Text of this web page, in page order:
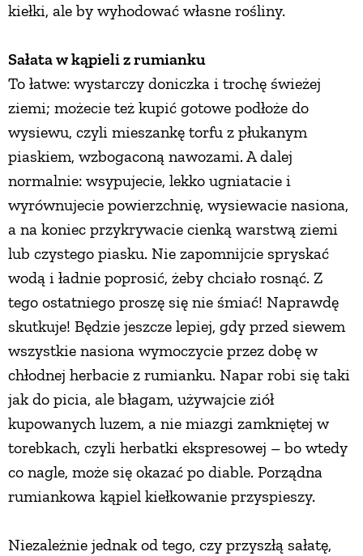
kiełki, ale by wyhodować własne rośliny.
Sałata w kąpieli z rumianku
To łatwe: wystarczy doniczka i trochę świeżej
ziemi; możecie też kupić gotowe podłoże do
wysiewu, czyli mieszankę torfu z płukanym
piaskiem, wzbogaconą nawozami. A dalej
normalnie: wsypujecie, lekko ugniatacie i
wyrównujecie powierzchnię, wysiewacie nasiona,
a na koniec przykrywacie cienką warstwą ziemi
lub czystego piasku. Nie zapomnijcie spryskać
wodą i ładnie poprosić, żeby chciało rosnąć. Z
tego ostatniego proszę się nie śmiać! Naprawdę
skutkuje! Będzie jeszcze lepiej, gdy przed siewem
wszystkie nasiona wymoczycie przez dobę w
chłodnej herbacie z rumianku. Napar robi się taki
jak do picia, ale błagam, używajcie ziół
kupowanych luzem, a nie miazgi zamkniętej w
torebkach, czyli herbatki ekspresowej – bo wtedy
co nagle, może się okazać po diable. Porządna
rumiankowa kąpiel kiełkowanie przyspieszy.
Niezależnie jednak od tego, czy przyszłą sałatę,
CIASTA I DESERY
DODATKI
PRZETWORY
INNE